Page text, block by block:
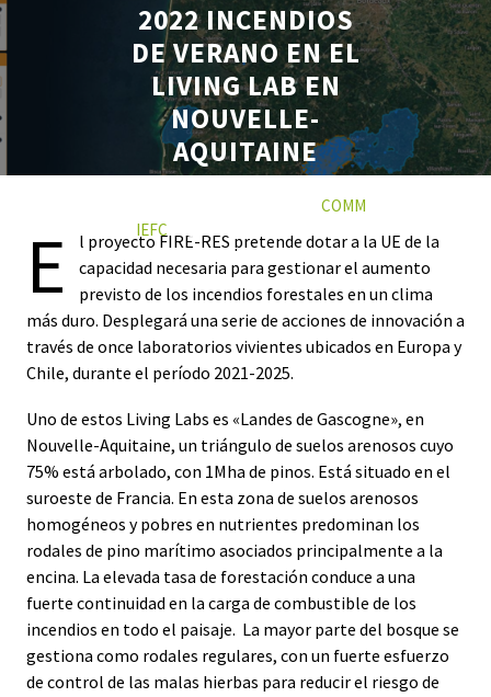
2022 INCENDIOS
DE VERANO EN EL
LIVING LAB EN
NOUVELLE-
AQUITAINE
COMM
IEFC
TAGS
E
l proyecto FIRE-RES pretende dotar a la UE de la
capacidad necesaria para gestionar el aumento
previsto de los incendios forestales en un clima
más duro. Desplegará una serie de acciones de innovación a
través de once laboratorios vivientes ubicados en Europa y
Chile, durante el período 2021-2025.
Uno de estos Living Labs es «Landes de Gascogne», en
Nouvelle-Aquitaine, un triángulo de suelos arenosos cuyo
75% está arbolado, con 1Mha de pinos. Está situado en el
suroeste de Francia. En esta zona de suelos arenosos
homogéneos y pobres en nutrientes predominan los
rodales de pino marítimo asociados principalmente a la
encina. La elevada tasa de forestación conduce a una
fuerte continuidad en la carga de combustible de los
incendios en todo el paisaje. La mayor parte del bosque se
gestiona como rodales regulares, con un fuerte esfuerzo
de control de las malas hierbas para reducir el riesgo de